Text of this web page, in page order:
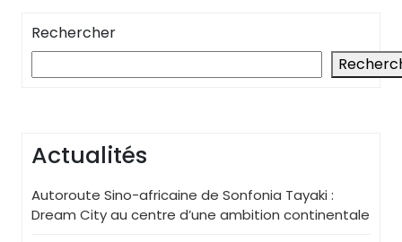
Rechercher
Actualités
Autoroute Sino-africaine de Sonfonia Tayaki :
Dream City au centre d’une ambition continentale